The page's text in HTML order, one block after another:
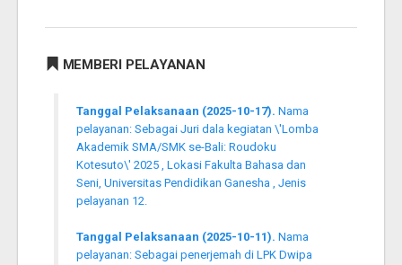
MEMBERI PELAYANAN
Tanggal Pelaksanaan (2025-10-17). Nama
pelayanan: Sebagai Juri dala kegiatan \'Lomba
Akademik SMA/SMK se-Bali: Roudoku
Kotesuto\' 2025 , Lokasi Fakulta Bahasa dan
Seni, Universitas Pendidikan Ganesha , Jenis
pelayanan 12.
Tanggal Pelaksanaan (2025-10-11). Nama
pelayanan: Sebagai penerjemah di LPK Dwipa